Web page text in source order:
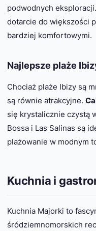
podwodnych
dotarcie do większości
bardziej komfortowymi.
Najlepsze plaże
Chociaż plaże Ibizy są
są równie atrakcyjne.
się krystalicznie czystą
Bossa i Las Salinas są
plażowanie w modnym
Kuchnia i
Kuchnia Majorki to
śródziemnomorskich